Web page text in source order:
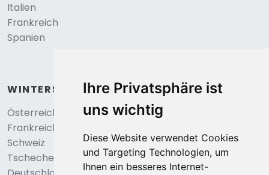
Ihre Privatsphäre ist
uns wichtig
Diese Website verwendet Cookies
und Targeting Technologien, um
Ihnen ein besseres Internet-
Italien
Frankreich
Spanien
WINTERSPORT
Österreich
Frankreich
Schweiz
Tschechei